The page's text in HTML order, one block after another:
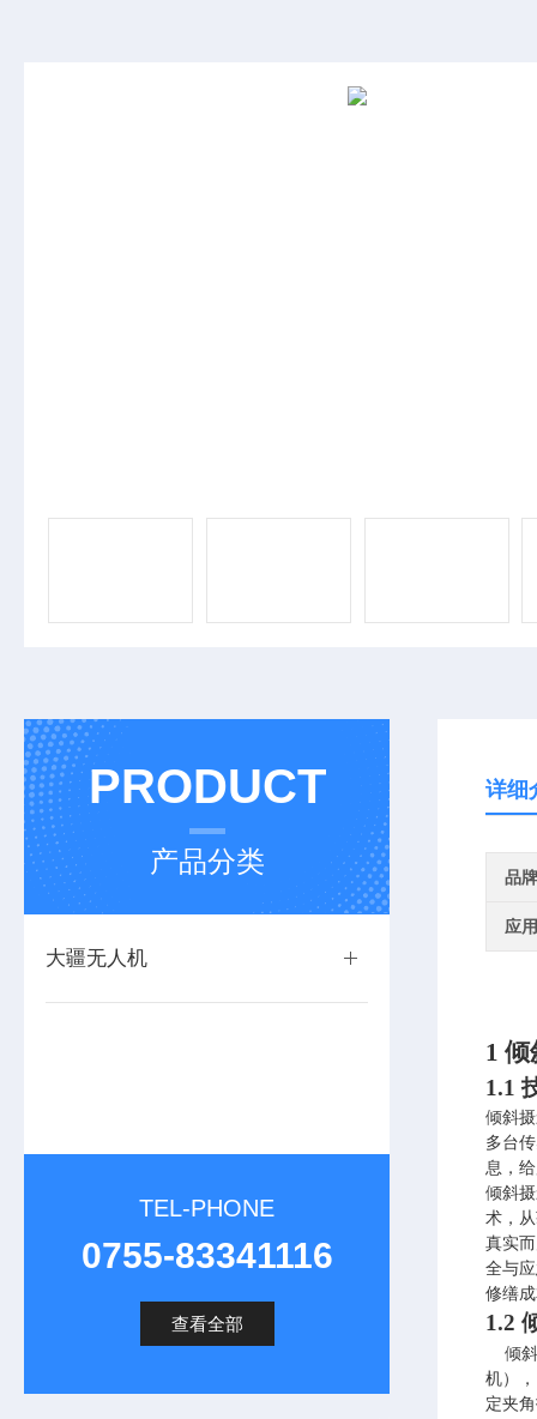
PRODUCT
产品分类
大疆无人机
TEL-PHONE
0755-83341116
查看全部
详细
品牌
应
1 倾
1.1
倾斜
多台
息，
倾斜
术，
真实
全与
修缮
1.2
倾
机）
定夹